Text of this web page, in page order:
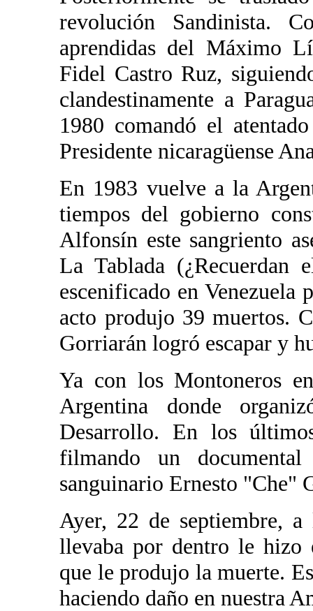
revolución Sandinista.
aprendidas del Máximo
Fidel Castro Ruz,
clandestinamente a
1980 comandó el
Presidente nicaragüense
En 1983 vuelve a la
tiempos del gobierno
Alfonsín este sangriento
La Tablada
escenificado en
acto produjo 39 muertos.
Gorriarán logró escapar y
Ya con los Montoneros
Argentina donde
Desarrollo. En los
filmando un
sanguinario Ernesto "Che"
Ayer, 22 de septiembre,
llevaba por dentro le hizo
que le produjo la muerte.
haciendo daño en nuestra